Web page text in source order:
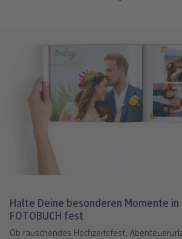
Halte Deine besonderen Momente in
FOTOBUCH fest
Ob rauschendes Hochzeitsfest,